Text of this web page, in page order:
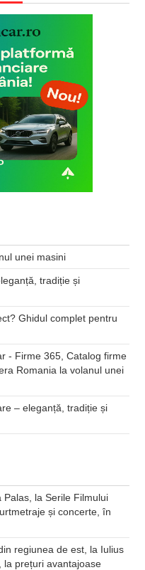
unei masini
tradiție și
Ghidul complet pentru
- Firme 365, Catalog firme
Romania la volanul unei
– eleganță, tradiție și
la Serile Filmului
și concerte, în
regiunea de est, la Iulius
la prețuri avantajoase